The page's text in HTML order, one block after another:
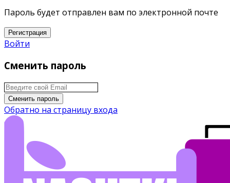
Пароль будет отправлен вам по электронной почте
Регистрация
Войти
Сменить пароль
Сменить пароль
Обратно на страницу входа